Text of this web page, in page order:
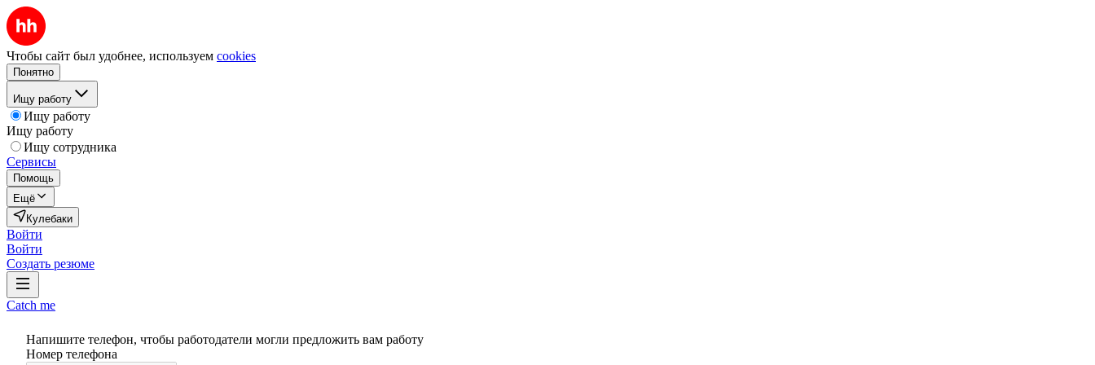
Чтобы сайт был удобнее, используем cookies
Понятно
Ищу работу
Ищу работу
Ищу работу
Ищу сотрудника
Сервисы
Помощь
Ещё
Кулебаки
Войти
Войти
Создать резюме
Catch me
Напишите телефон, чтобы работодатели могли предложить вам работу
Номер телефона